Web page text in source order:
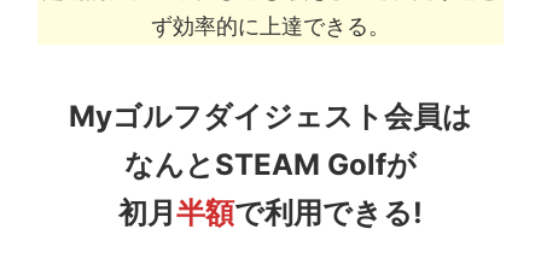
ず効率的に上達できる。
Myゴルフダイジェスト会員は
なんとSTEAM Golfが
初月 半額で利用できる!